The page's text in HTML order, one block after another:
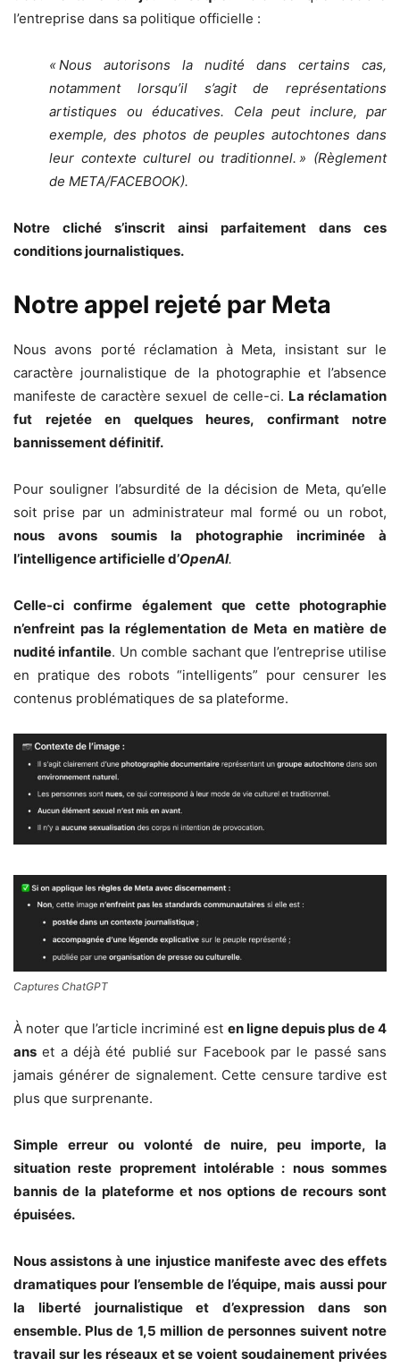
l’entreprise dans sa politique officielle :
« Nous autorisons la nudité dans certains cas,
notamment lorsqu’il s’agit de représentations
artistiques ou éducatives. Cela peut inclure, par
exemple, des photos de peuples autochtones dans
leur contexte culturel ou traditionnel. » (Règlement
de META/FACEBOOK).
Notre cliché s’inscrit ainsi parfaitement dans ces
conditions journalistiques.
Notre appel rejeté par Meta
Nous avons porté réclamation à Meta, insistant sur le
caractère journalistique de la photographie et l’absence
manifeste de caractère sexuel de celle-ci. La réclamation
fut rejetée en quelques heures, confirmant notre
bannissement définitif.
Pour souligner l’absurdité de la décision de Meta, qu’elle
soit prise par un administrateur mal formé ou un robot,
nous avons soumis la photographie incriminée à
l’intelligence artificielle d’OpenAI.
Celle-ci confirme également que cette photographie
n’enfreint pas la réglementation de Meta en matière de
nudité infantile. Un comble sachant que l’entreprise utilise
en pratique des robots “intelligents” pour censurer les
contenus problématiques de sa plateforme.
Captures ChatGPT
À noter que l’article incriminé est en ligne depuis plus de 4
ans et a déjà été publié sur Facebook par le passé sans
jamais générer de signalement. Cette censure tardive est
plus que surprenante.
Simple erreur ou volonté de nuire, peu importe, la
situation reste proprement intolérable : nous sommes
bannis de la plateforme et nos options de recours sont
épuisées.
Nous assistons à une injustice manifeste avec des effets
dramatiques pour l’ensemble de l’équipe, mais aussi pour
la liberté journalistique et d’expression dans son
ensemble. Plus de 1,5 million de personnes suivent notre
travail sur les réseaux et se voient soudainement privées